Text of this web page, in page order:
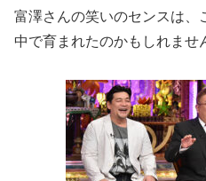
富澤さんの笑いのセンスは、
中で育まれたのかもしれませ